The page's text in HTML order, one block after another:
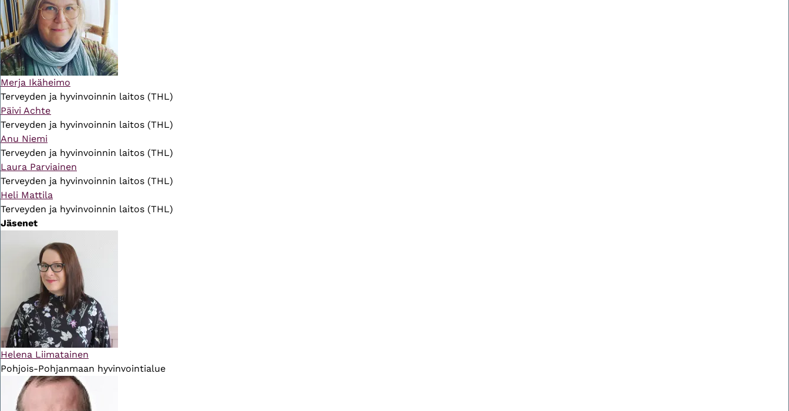
Merja Ikäheimo
Terveyden ja hyvinvoinnin laitos (THL)
Päivi Achte
Terveyden ja hyvinvoinnin laitos (THL)
Anu Niemi
Terveyden ja hyvinvoinnin laitos (THL)
Laura Parviainen
Terveyden ja hyvinvoinnin laitos (THL)
Heli Mattila
Terveyden ja hyvinvoinnin laitos (THL)
Jäsenet
Helena Liimatainen
Pohjois-Pohjanmaan hyvinvointialue